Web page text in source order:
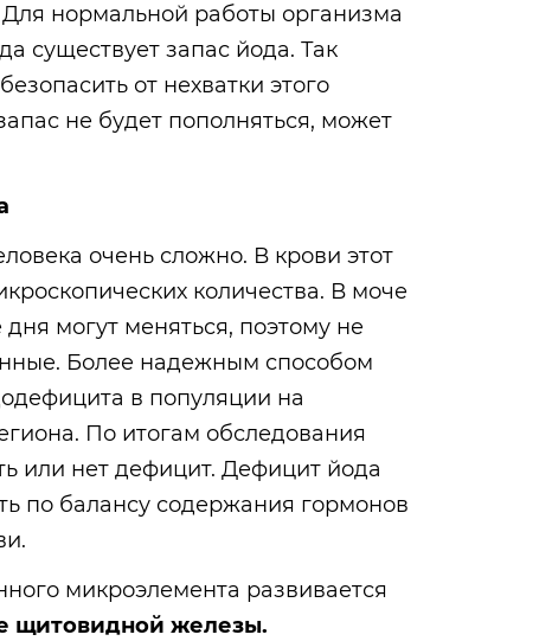
нормальной работы организма
существует запас йода. Так
от нехватки этого
не будет пополняться, может
очень сложно. В крови этот
количества. В моче
могут меняться, поэтому не
Более надежным способом
в популяции на
По итогам обследования
или нет дефицит. Дефицит йода
по балансу содержания гормонов
микроэлемента развивается
щитовидной железы.